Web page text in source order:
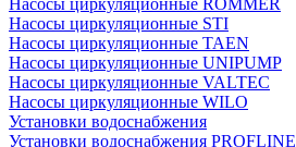
Насосы циркуляционные ROMMER
Насосы циркуляционные STI
Насосы циркуляционные TAEN
Насосы циркуляционные UNIPUMP
Насосы циркуляционные VALTEC
Насосы циркуляционные WILO
Установки водоснабжения
Установки водоснабжения PROFLINE